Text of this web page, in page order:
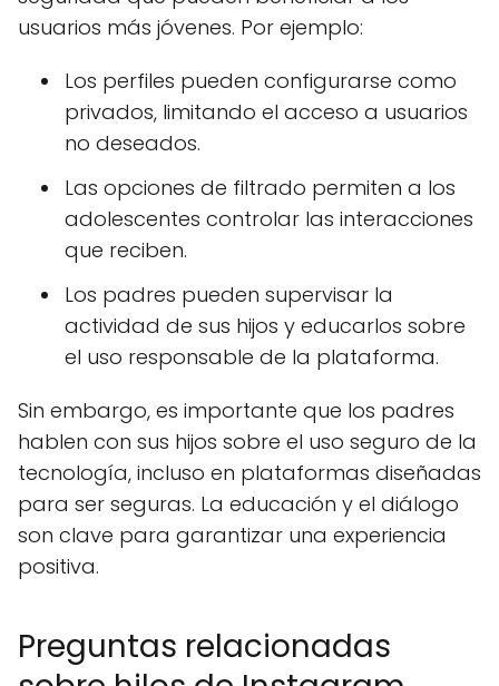
usuarios más jóvenes. Por ejemplo:
Los perfiles pueden configurarse como
privados, limitando el acceso a usuarios
no deseados.
Las opciones de filtrado permiten a los
adolescentes controlar las interacciones
que reciben.
Los padres pueden supervisar la
actividad de sus hijos y educarlos sobre
el uso responsable de la plataforma.
Sin embargo, es importante que los padres
hablen con sus hijos sobre el uso seguro de la
tecnología, incluso en plataformas diseñadas
para ser seguras. La educación y el diálogo
son clave para garantizar una experiencia
positiva.
Preguntas relacionadas